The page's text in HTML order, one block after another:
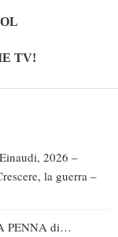
TV!
2026 –
la guerra –
PENNA di…